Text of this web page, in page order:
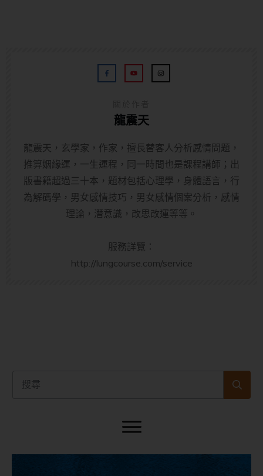
龍震天
龍震天，玄學家，作家，擅長替客人分析感情問題，
推算姻緣運，一生運程，同一時間也是課程講師；出
版書籍超過三十本，題材包括心理學，身體語言，行
為解碼學，男女感情技巧，男女感情個案分析，感情
理論，潛意識，改思改運等等。
服務詳覽：
http://lungcourse.com/service